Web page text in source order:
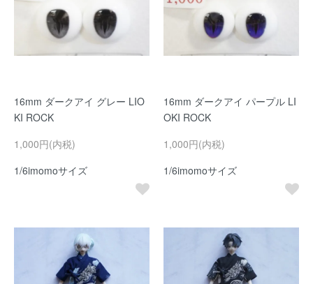
16mm ダークアイ グレー LIO
KI ROCK
1,000円(内税)
1/6imomoサイズ
16mm ダークアイ パープル LI
OKI ROCK
1,000円(内税)
1/6imomoサイズ